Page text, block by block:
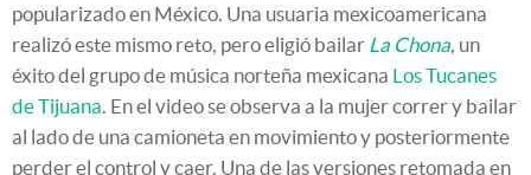
popularizado en México. Una usuaria mexicoamericana
realizó este mismo reto, pero eligió bailar La Chona , un
éxito del grupo de música norteña mexicana Los Tucanes
de Tijuana . En el video se observa a la mujer correr y bailar
al lado de una camioneta en movimiento y posteriormente
perder el control y caer. Una de las versiones retomada en